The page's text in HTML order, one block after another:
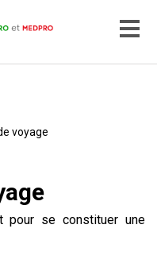
voyage
pour se constituer une